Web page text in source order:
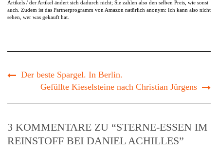
Artikels / der Artikel ändert sich dadurch nicht; Sie zahlen also den selben Preis, wie sonst
auch. Zudem ist das Partnerprogramm von Amazon natürlich anonym: Ich kann also nicht
sehen, wer was gekauft hat.
Der beste Spargel. In Berlin.
Gefüllte Kieselsteine nach Christian Jürgens
3 KOMMENTARE ZU “STERNE-ESSEN IM
REINSTOFF BEI DANIEL ACHILLES”